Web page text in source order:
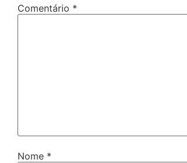
Comentário *
Nome *